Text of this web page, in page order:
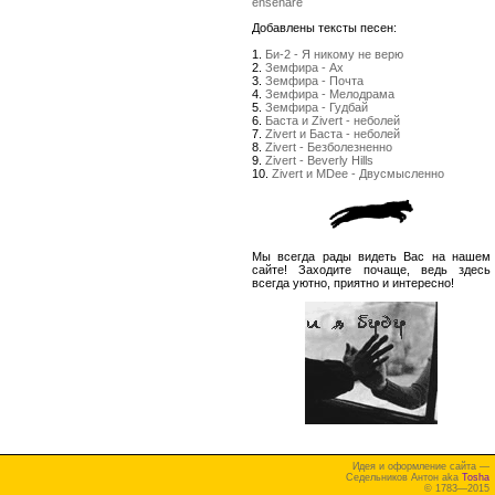
Добавлены тексты песен:
1. Би-2 - Я никому не верю
2. Земфира - Ах
3. Земфира - Почта
4. Земфира - Мелодрама
5. Земфира - Гудбай
6. Баста и Zivert - неболей
7. Zivert и Баста - неболей
8. Zivert - Безболезненно
9. Zivert - Beverly Hills
10. Zivert и MDee - Двусмысленно
Мы всегда рады видеть Вас на нашем
сайте! Заходите почаще, ведь здесь
всегда уютно, приятно и интересно!
Идея и оформление сайта —
Седельников Антон aka Tosha
© 1783—2015